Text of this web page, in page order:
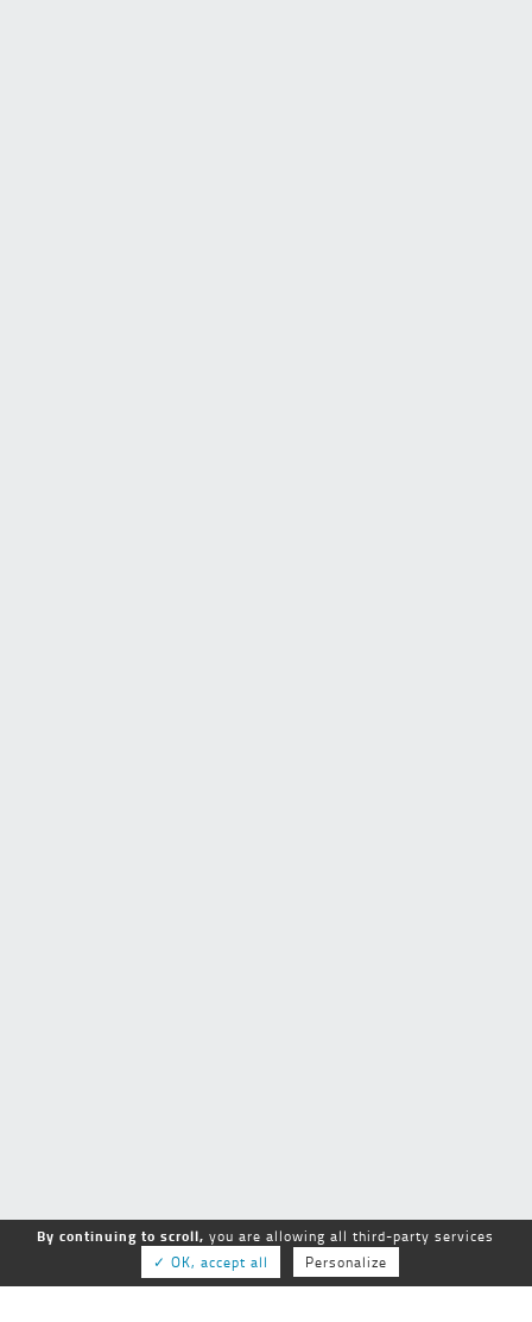
By continuing to scroll, you are allowing all third-party services
✓ OK, accept all
Personalize